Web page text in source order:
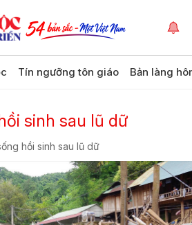
Tín ngưỡng tôn giáo Bản làng
sinh sau lũ dữ
hồi sinh sau lũ dữ